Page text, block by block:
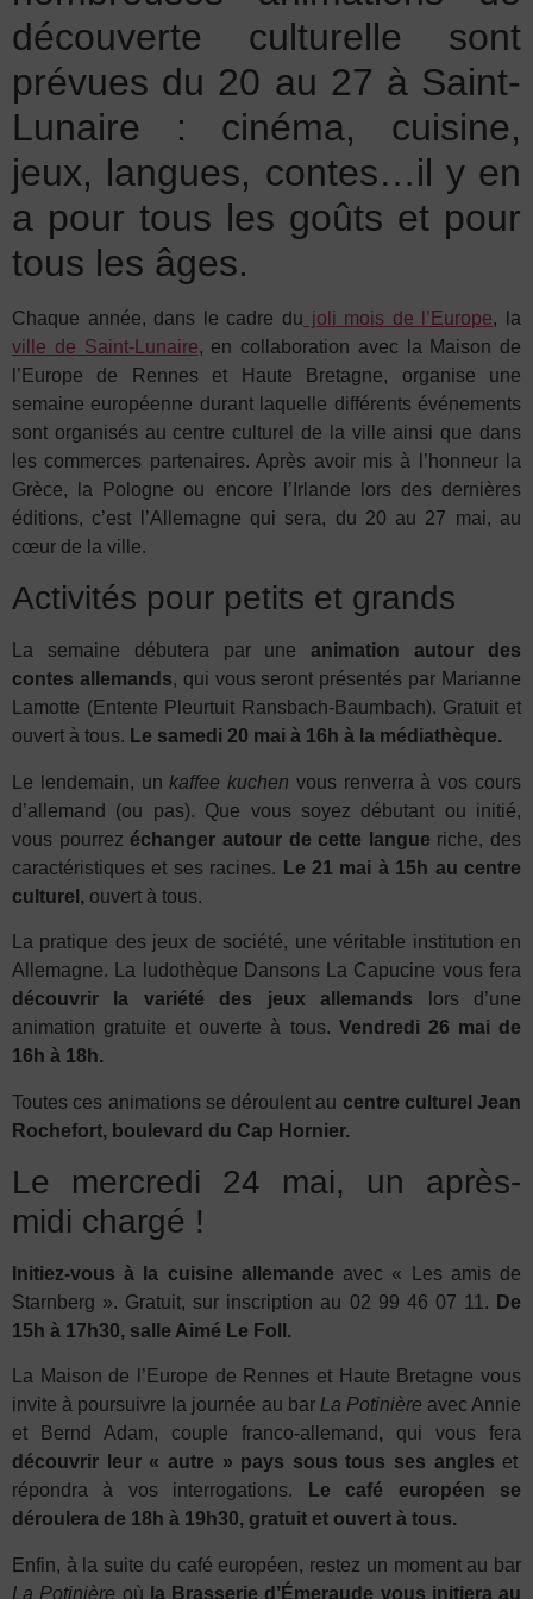
découverte culturelle sont
prévues du 20 au 27 à Saint-
Lunaire : cinéma, cuisine,
jeux, langues, contes…il y en
a pour tous les goûts et pour
tous les âges.
Chaque année, dans le cadre du joli mois de l’Europe, la
ville de Saint-Lunaire, en collaboration avec la Maison de
l’Europe de Rennes et Haute Bretagne, organise une
semaine européenne durant laquelle différents événements
sont organisés au centre culturel de la ville ainsi que dans
les commerces partenaires. Après avoir mis à l’honneur la
Grèce, la Pologne ou encore l’Irlande lors des dernières
éditions, c’est l’Allemagne qui sera, du 20 au 27 mai, au
cœur de la ville.
Activités pour petits et grands
La semaine débutera par uneanimation autour des
contes allemands, qui vous seront présentés par Marianne
Lamotte (Entente Pleurtuit Ransbach-Baumbach). Gratuit et
ouvert à tous. Le samedi 20 mai à 16h à la médiathèque.
Le lendemain, unkaffee kuchen vous renverra à vos cours
d’allemand (ou pas). Que vous soyez débutant ou initié,
vous pourrez échanger autour de cette langue riche, des
caractéristiques et ses racines. Le 21 mai à 15h au centre
culturel, ouvert à tous.
La pratique des jeux de société, une véritable institution en
Allemagne. La ludothèque Dansons La Capucine vous fera
découvrir la variété des jeux allemands lors d’une
animation gratuite et ouverte à tous. Vendredi 26 mai de
16h à 18h.
Toutes ces animations se déroulent au centre culturel Jean
Rochefort, boulevard du Cap Hornier.
Le mercredi 24 mai, un après-
midi chargé !
Initiez-vous à la cuisine allemande avec « Les amis de
Starnberg ». Gratuit, sur inscription au 02 99 46 07 11. De
15h à 17h30, salle Aimé Le Foll.
La Maison de l’Europe de Rennes et Haute Bretagne vous
invite à poursuivre la journée au bar La Potinière avec Annie
et Bernd Adam, couple franco-allemand , qui vous fera
découvrir leur « autre » pays sous tous ses angles et
répondra à vos interrogations.
Le café européen se
déroulera de 18h à 19h30, gratuit et ouvert à tous.
Enfin, à la suite du café européen, restez un moment au bar
La Potinière où la Brasserie d’Émeraude vous initiera au